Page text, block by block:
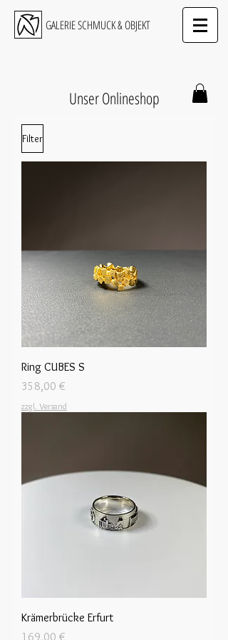
GALERIE SCHMUCK & OBJEKT
Unser Onlineshop
Filter
Ring CUBES S
Preis
358,00 €
zzgl. Versand
Krämerbrücke Erfurt
Preis
169,00 €